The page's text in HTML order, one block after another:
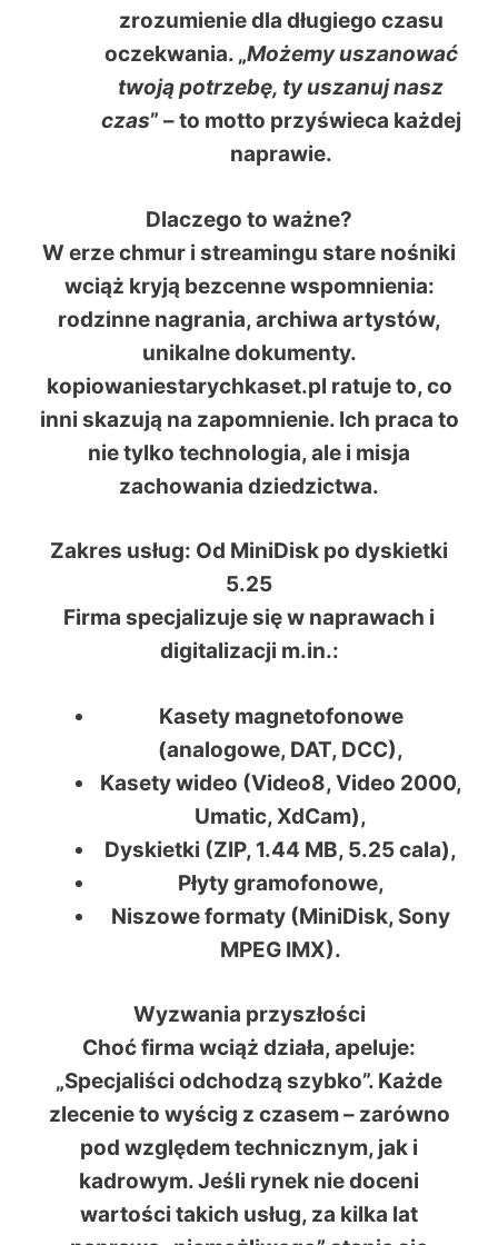
zrozumienie dla długiego czasu
oczekwania. „Możemy uszanować
twoją potrzebę, ty uszanuj nasz
czas” – to motto przyświeca każdej
naprawie.
Dlaczego to ważne?
W erze chmur i streamingu stare nośniki
wciąż kryją bezcenne wspomnienia:
rodzinne nagrania, archiwa artystów,
unikalne dokumenty.
kopiowaniestarychkaset.pl ratuje to, co
inni skazują na zapomnienie. Ich praca to
nie tylko technologia, ale i misja
zachowania dziedzictwa.
Zakres usług: Od MiniDisk po dyskietki
5.25
Firma specjalizuje się w naprawach i
digitalizacji m.in.:
Kasety magnetofonowe
(analogowe, DAT, DCC),
Kasety wideo (Video8, Video 2000,
Umatic, XdCam),
Dyskietki (ZIP, 1.44 MB, 5.25 cala),
Płyty gramofonowe,
Niszowe formaty (MiniDisk, Sony
MPEG IMX).
Wyzwania przyszłości
Choć firma wciąż działa, apeluje:
„Specjaliści odchodzą szybko”. Każde
zlecenie to wyścig z czasem – zarówno
pod względem technicznym, jak i
kadrowym. Jeśli rynek nie doceni
wartości takich usług, za kilka lat